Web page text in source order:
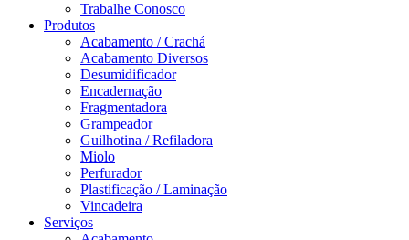
Trabalhe Conosco
Produtos
Acabamento / Crachá
Acabamento Diversos
Desumidificador
Encadernação
Fragmentadora
Grampeador
Guilhotina / Refiladora
Miolo
Perfurador
Plastificação / Laminação
Vincadeira
Serviços